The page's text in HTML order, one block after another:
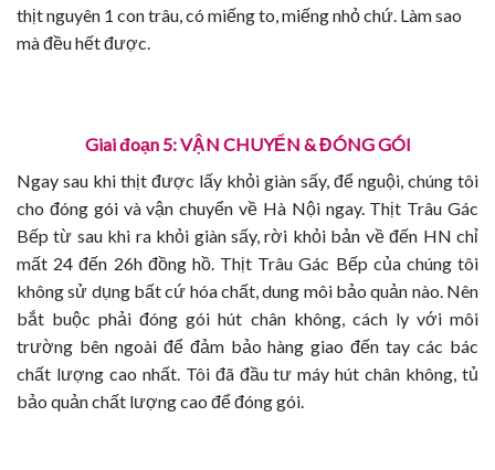
thịt nguyên 1 con trâu, có miếng to, miếng nhỏ chứ. Làm sao
mà đều hết được.
Giai đoạn 5: VẬN CHUYỂN & ĐÓNG GÓI
Ngay sau khi thịt được lấy khỏi giàn sấy, để nguội, chúng tôi
cho đóng gói và vận chuyển về Hà Nội ngay. Thịt Trâu Gác
Bếp từ sau khi ra khỏi giàn sấy, rời khỏi bản về đến HN chỉ
mất 24 đến 26h đồng hồ. Thịt Trâu Gác Bếp của chúng tôi
không sử dụng bất cứ hóa chất, dung môi bảo quản nào. Nên
bắt buộc phải đóng gói hút chân không, cách ly với môi
trường bên ngoài để đảm bảo hàng giao đến tay các bác
chất lượng cao nhất. Tôi đã đầu tư máy hút chân không, tủ
bảo quản chất lượng cao để đóng gói.